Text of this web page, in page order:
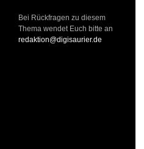
Bei Rückfragen zu diesem
Thema wendet Euch bitte an
redaktion@digisaurier.de